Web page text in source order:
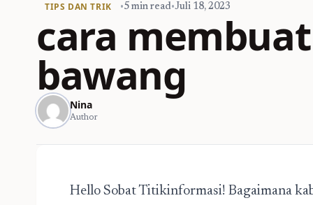
TIPS DAN TRIK •5 min read•Juli 18, 2023
cara
bawang
Nina
Author
Hello Sobat Titikinformasi! Bagaimana